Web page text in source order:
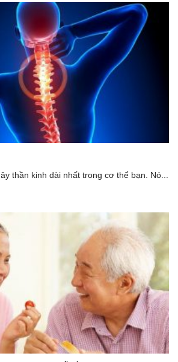
thần kinh dài nhất trong cơ thể bạn. Nó...